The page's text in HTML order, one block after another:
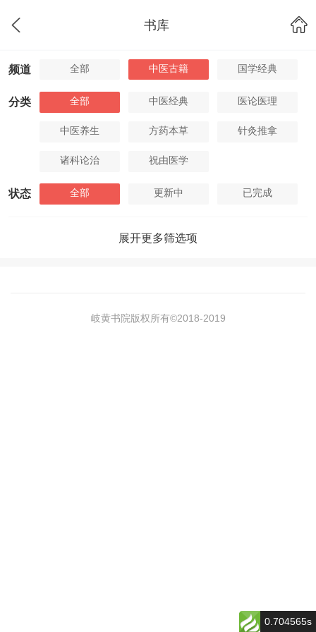
书库
频道 全部 中医古籍 国学经典
分类 全部 中医经典 医论医理
中医养生 方药本草 针灸推拿
诸科论治 祝由医学
状态 全部 更新中 已完成
展开更多筛选项
岐黄书院版权所有©2018-2019
0.704565s